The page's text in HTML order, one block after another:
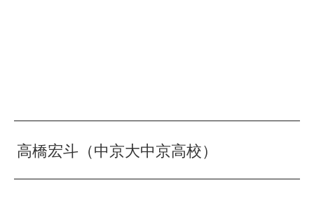
高橋宏斗（中京大中京高校）